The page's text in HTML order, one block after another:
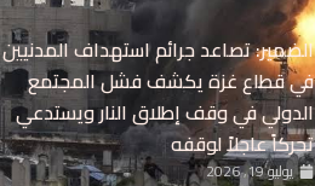
الضمير: تصاعد جرائم استهداف المدنيين
في قطاع غزة يكشف فشل المجتمع
الدولي في وقف إطلاق النار ويستدعي
تحركاً عاجلاً لوقفه
يوليو 19, 2026